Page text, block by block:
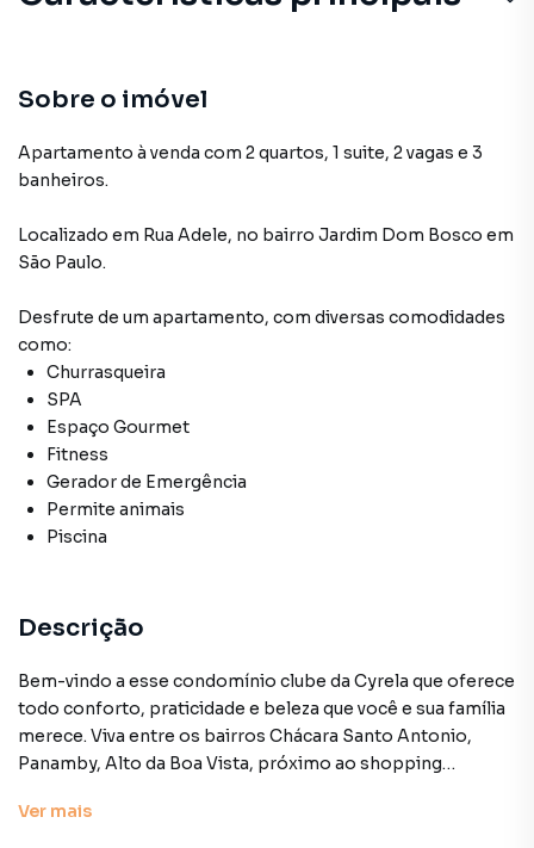
Sobre o imóvel
Apartamento à venda com 2 quartos, 1 suite, 2 vagas e 3
banheiros.
Localizado em Rua Adele, no bairro Jardim Dom Bosco em
São Paulo.
Desfrute de um apartamento, com diversas comodidades
como:
Churrasqueira
SPA
Espaço Gourmet
Fitness
Gerador de Emergência
Permite animais
Piscina
Descrição
Bem-vindo a esse condomínio clube da Cyrela que oferece
todo conforto, praticidade e beleza que você e sua família
merece. Viva entre os bairros Chácara Santo Antonio,
Panamby, Alto da Boa Vista, próximo ao shopping
Beyond - o club de surf mais exclusivo de São Paulo!
Ver mais